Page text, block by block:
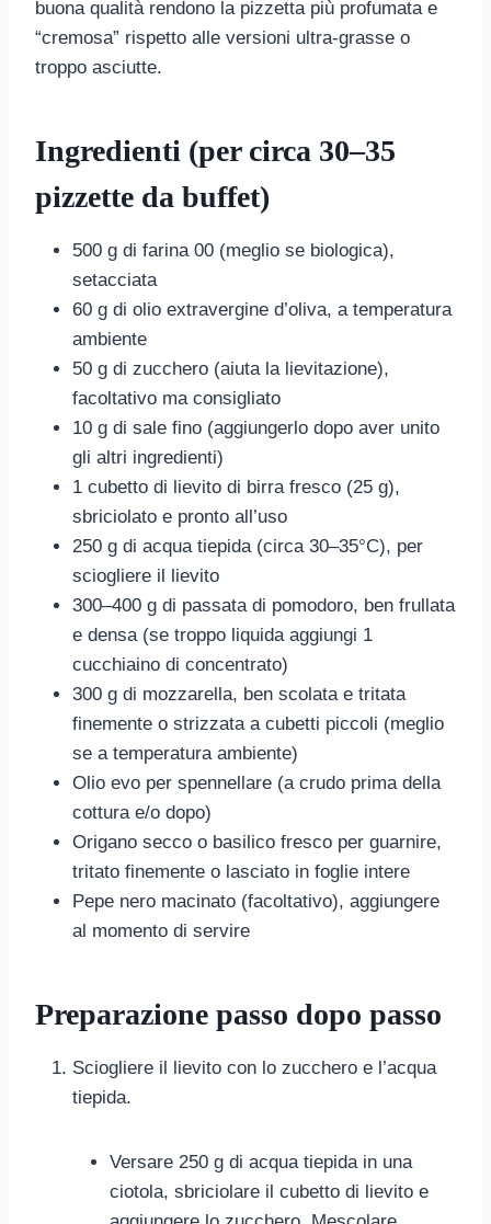
buona qualità rendono la pizzetta più profumata e
“cremosa” rispetto alle versioni ultra-grasse o
troppo asciutte.
Ingredienti (per circa 30–35
pizzette da buffet)
500 g di farina 00 (meglio se biologica),
setacciata
60 g di olio extravergine d’oliva, a temperatura
ambiente
50 g di zucchero (aiuta la lievitazione),
facoltativo ma consigliato
10 g di sale fino (aggiungerlo dopo aver unito
gli altri ingredienti)
1 cubetto di lievito di birra fresco (25 g),
sbriciolato e pronto all’uso
250 g di acqua tiepida (circa 30–35°C), per
sciogliere il lievito
300–400 g di passata di pomodoro, ben frullata
e densa (se troppo liquida aggiungi 1
cucchiaino di concentrato)
300 g di mozzarella, ben scolata e tritata
finemente o strizzata a cubetti piccoli (meglio
se a temperatura ambiente)
Olio evo per spennellare (a crudo prima della
cottura e/o dopo)
Origano secco o basilico fresco per guarnire,
tritato finemente o lasciato in foglie intere
Pepe nero macinato (facoltativo), aggiungere
al momento di servire
Preparazione passo dopo passo
Sciogliere il lievito con lo zucchero e l’acqua
tiepida.
Versare 250 g di acqua tiepida in una
ciotola, sbriciolare il cubetto di lievito e